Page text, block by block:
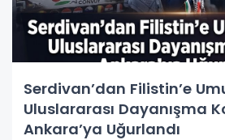
Serdivan’dan Filistin’e
Uluslararası Dayanışma
Ankara’ya Uğurlandı